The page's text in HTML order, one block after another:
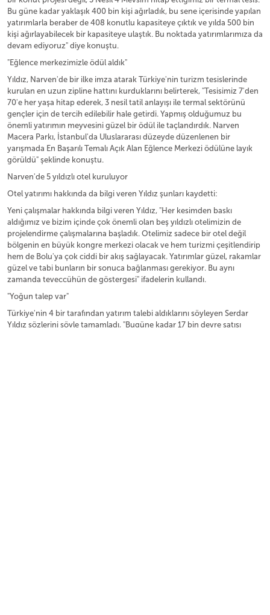
Bu güne kadar yaklaşık 400 bin kişi ağırladık, bu sene içerisinde yapılan
yatırımlarla beraber de 408 konutlu kapasiteye çıktık ve yılda 500 bin
kişi ağırlayabilecek bir kapasiteye ulaştık. Bu noktada yatırımlarımıza da
devam ediyoruz" diye konuştu.
"Eğlence merkezimizle ödül aldık"
Yıldız, Narven'de bir ilke imza atarak Türkiye'nin turizm tesislerinde
kurulan en uzun zipline hattını kurduklarını belirterek, "Tesisimiz 7'den
70'e her yaşa hitap ederek, 3 nesil tatil anlayışı ile termal sektörünü
gençler için de tercih edilebilir hale getirdi. Yapmış olduğumuz bu
önemli yatırımın meyvesini güzel bir ödül ile taçlandırdık. Narven
Macera Parkı, İstanbul'da Uluslararası düzeyde düzenlenen bir
yarışmada En Başarılı Temalı Açık Alan Eğlence Merkezi ödülüne layık
görüldü" şeklinde konuştu.
Narven'de 5 yıldızlı otel kuruluyor
Otel yatırımı hakkında da bilgi veren Yıldız şunları kaydetti:
Yeni çalışmalar hakkında bilgi veren Yıldız, "Her kesimden baskı
aldığımız ve bizim içinde çok önemli olan beş yıldızlı otelimizin de
projelendirme çalışmalarına başladık. Otelimiz sadece bir otel değil
bölgenin en büyük kongre merkezi olacak ve hem turizmi çeşitlendirip
hem de Bolu'ya çok ciddi bir akış sağlayacak. Yatırımlar güzel, rakamlar
güzel ve tabi bunların bir sonuca bağlanması gerekiyor. Bu aynı
zamanda teveccühün de göstergesi" ifadelerin kullandı.
"Yoğun talep var"
Türkiye'nin 4 bir tarafından yatırım talebi aldıklarını söyleyen Serdar
Yıldız sözlerini şöyle tamamladı, "Bugüne kadar 17 bin devre satışı